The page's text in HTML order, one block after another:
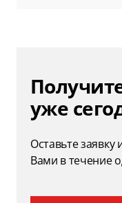
уже
Оставьте
Вами в течение